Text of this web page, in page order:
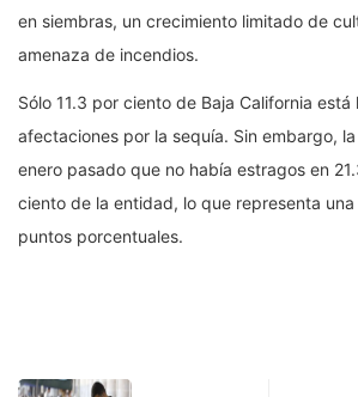
en siembras, un crecimiento limitado de
amenaza de incendios.
Sólo 11.3 por ciento de Baja California está
afectaciones por la sequía. Sin embargo,
enero pasado que no había estragos en
ciento de la entidad, lo que representa
puntos porcentuales.